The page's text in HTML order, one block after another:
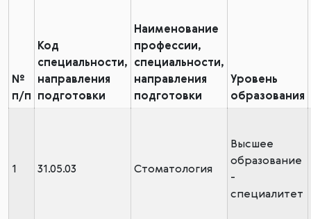
№
п/п
Код
специальности,
направления
подготовки
Наименование
профессии,
специальности,
направления
подготовки
Уровень
образования
1 31.05.03 Стоматология
Высшее
образование
-
специалитет